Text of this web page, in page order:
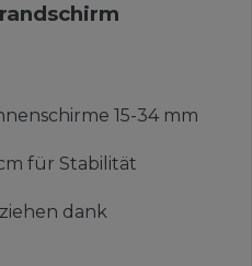
15-34 mm
für Stabilität
dank